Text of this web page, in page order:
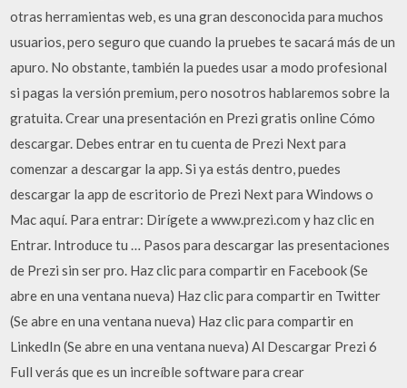
otras herramientas web, es una gran desconocida para muchos
usuarios, pero seguro que cuando la pruebes te sacará más de un
apuro. No obstante, también la puedes usar a modo profesional
si pagas la versión premium, pero nosotros hablaremos sobre la
gratuita. Crear una presentación en Prezi gratis online Cómo
descargar. Debes entrar en tu cuenta de Prezi Next para
comenzar a descargar la app. Si ya estás dentro, puedes
descargar la app de escritorio de Prezi Next para Windows o
Mac aquí. Para entrar: Dirígete a www.prezi.com y haz clic en
Entrar. Introduce tu … Pasos para descargar las presentaciones
de Prezi sin ser pro. Haz clic para compartir en Facebook (Se
abre en una ventana nueva) Haz clic para compartir en Twitter
(Se abre en una ventana nueva) Haz clic para compartir en
LinkedIn (Se abre en una ventana nueva) Al Descargar Prezi 6
Full verás que es un increíble software para crear